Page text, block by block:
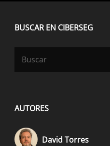
BUSCAR EN CIBERSEG
AUTORES
David Torres